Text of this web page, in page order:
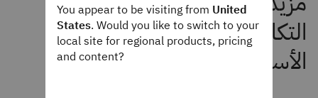
You appear to be visiting from United
States. Would you like to switch to your
local site for regional products, pricing
and content?